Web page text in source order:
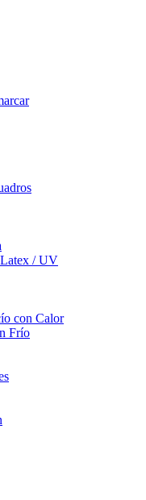
Latex / UV
con Calor
Frío